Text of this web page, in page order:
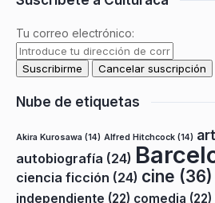
Tu correo electrónico:
Nube de etiquetas
Akira Kurosawa (14) Alfred Hitchcock (14)
autobiografía (24)
ciencia ficción (24) cine (36)
independiente (22) comedia (22)